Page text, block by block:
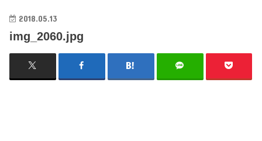
2018.05.13
img_2060.jpg